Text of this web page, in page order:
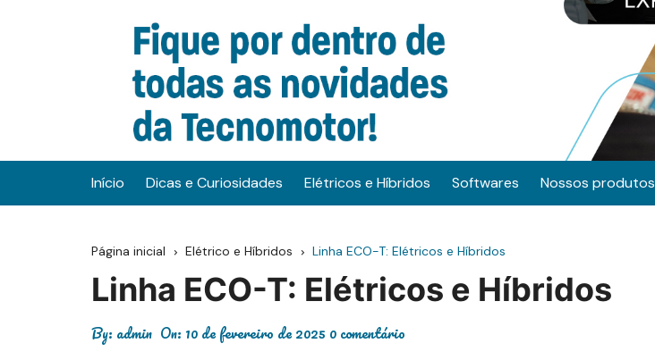
Início Dicas e Curiosidades Elétricos e Híbridos Softwares Nossos produtos
Página inicial Elétrico e Híbridos Linha ECO-T: Elétricos e Híbridos
Linha ECO-T: Elétricos e Híbridos
By: admin On: 10 de fevereiro de 2025 0 comentário